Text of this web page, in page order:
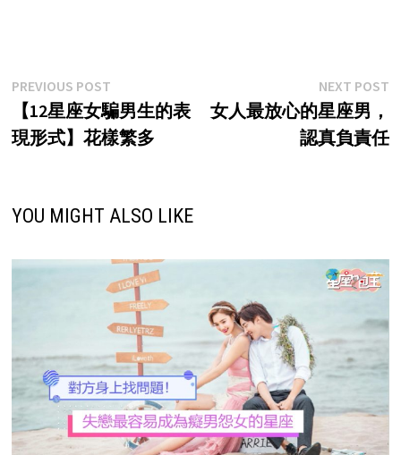
Post
navigation
PREVIOUS POSTPrevious
post:
【12星座女騙男生的表
現形式】花樣繁多
NEXT POST
女人最放心的星座男，
認真負責任
YOU MIGHT ALSO LIKE